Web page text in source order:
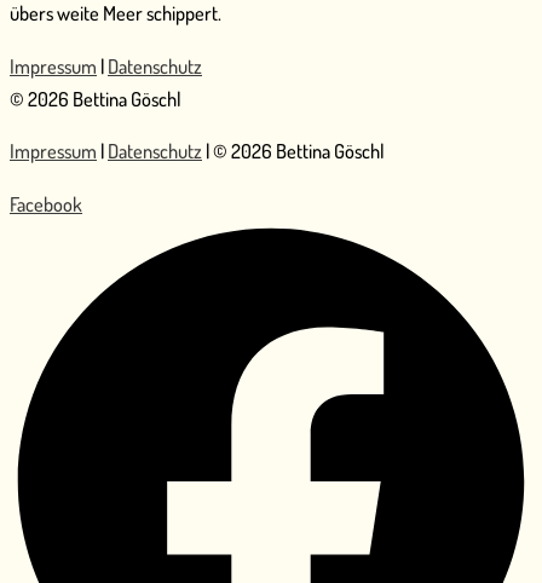
übers weite Meer schippert.
Impressum |Datenschutz
© 2026 Bettina Göschl
Impressum |Datenschutz| © 2026 Bettina Göschl
Facebook